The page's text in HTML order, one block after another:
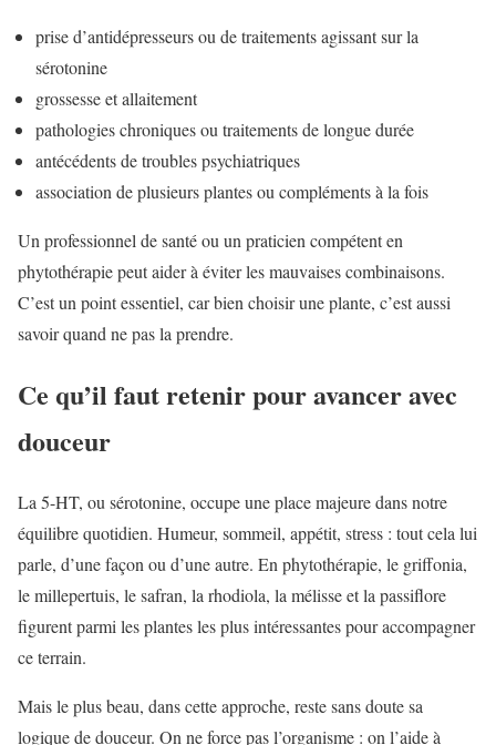
prise d’antidépresseurs ou de traitements agissant sur la
sérotonine
grossesse et allaitement
pathologies chroniques ou traitements de longue durée
antécédents de troubles psychiatriques
association de plusieurs plantes ou compléments à la fois
Un professionnel de santé ou un praticien compétent en
phytothérapie peut aider à éviter les mauvaises combinaisons.
C’est un point essentiel, car bien choisir une plante, c’est aussi
savoir quand ne pas la prendre.
Ce qu’il faut retenir pour avancer avec
douceur
La 5-HT, ou sérotonine, occupe une place majeure dans notre
équilibre quotidien. Humeur, sommeil, appétit, stress : tout cela lui
parle, d’une façon ou d’une autre. En phytothérapie, le griffonia,
le millepertuis, le safran, la rhodiola, la mélisse et la passiflore
figurent parmi les plantes les plus intéressantes pour accompagner
ce terrain.
Mais le plus beau, dans cette approche, reste sans doute sa
logique de douceur. On ne force pas l’organisme : on l’aide à